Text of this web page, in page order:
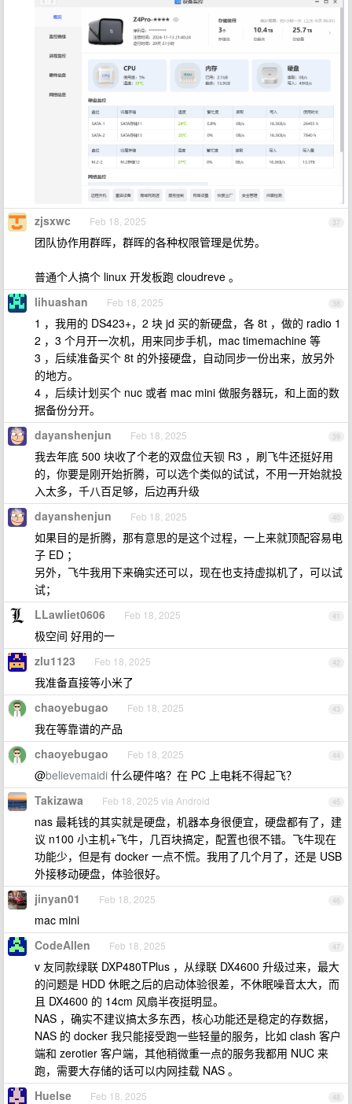
37
zjsxwc Feb 18, 2025
团队协作用群晖，群晖的各种权限管理是优势。
普通个人搞个 linux 开发板跑 cloudreve 。
38
lihuashan Feb 18, 2025
1 ，我用的 DS423+，2 块 jd 买的新硬盘，各 8t ，做的 radio 1
2 ，3 个月开一次机，用来同步手机，mac timemachine 等
3 ，后续准备买个 8t 的外接硬盘，自动同步一份出来，放另外
的地方。
4 ，后续计划买个 nuc 或者 mac mini 做服务器玩，和上面的数
据备份分开。
39
dayanshenjun Feb 18, 2025
我去年底 500 块收了个老的双盘位天钡 R3 ，刷飞牛还挺好用
的，你要是刚开始折腾，可以选个类似的试试，不用一开始就投
入太多，千八百足够，后边再升级
40
dayanshenjun Feb 18, 2025
如果目的是折腾，那有意思的是这个过程，一上来就顶配容易电
子 ED ；
另外，飞牛我用下来确实还可以，现在也支持虚拟机了，可以试
试；
41
LLawliet0606 Feb 18, 2025
极空间 好用的一
42
zlu1123 Feb 18, 2025
我准备直接等小米了
43
chaoyebugao Feb 18, 2025
我在等靠谱的产品
44
chaoyebugao Feb 18, 2025
@believemaidi 什么硬件咯？在 PC 上电耗不得起飞？
45
Takizawa Feb 18, 2025 via Android
nas 最耗钱的其实就是硬盘，机器本身很便宜，硬盘都有了，建
议 n100 小主机+飞牛，几百块搞定，配置也很不错。飞牛现在
功能少，但是有 docker 一点不慌。我用了几个月了，还是 USB
外接移动硬盘，体验很好。
46
jinyan01 Feb 18, 2025
mac mini
47
CodeAllen Feb 18, 2025
v 友同款绿联 DXP480TPlus ，从绿联 DX4600 升级过来，最大
的问题是 HDD 休眠之后的启动体验很差，不休眠噪音太大，而
且 DX4600 的 14cm 风扇半夜挺明显。
NAS ，确实不建议搞太多东西，核心功能还是稳定的存数据，
NAS 的 docker 我只能接受跑一些轻量的服务，比如 clash 客户
端和 zerotier 客户端，其他稍微重一点的服务我都用 NUC 来
跑，需要大存储的话可以内网挂载 NAS 。
48
Huelse Feb 18, 2025